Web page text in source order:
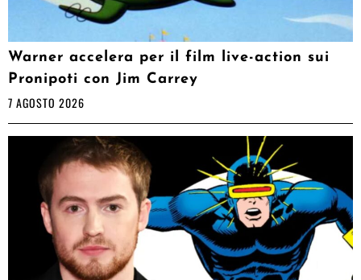
Warner accelera per il film live-action sui
Pronipoti con Jim Carrey
7 AGOSTO 2026